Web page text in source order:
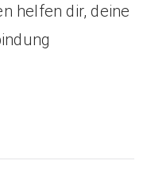
helfen dir, deine